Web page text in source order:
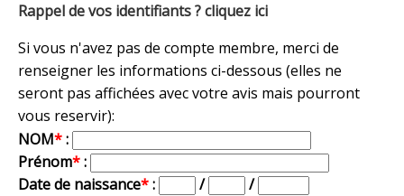
Rappel de vos identifiants ? cliquez ici
Si vous n'avez pas de compte membre, merci de
renseigner les informations ci-dessous (elles ne
seront pas affichées avec votre avis mais pourront
vous reservir):
NOM*:
Prénom*:
Date de naissance*: /
/